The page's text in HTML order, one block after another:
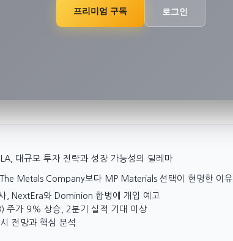
프리미엄 구독 로그인
대규모 투자 전략과 성장 가능성의 딜레마
The Metals Company보다 MP Materials 선택이 현명한 이유
, NextEra와 Dominion 합병에 개입 예고
주가 9% 상승, 2분기 실적 기대 이상
전망과 핵심 분석